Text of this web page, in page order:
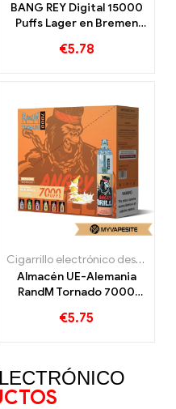
BANG REY Digital 15000
Puffs Lager en Bremen
€5.78
Cigarrillo electrónico desechable con nicotina.
Almacén UE-Alemania
RandM Tornado 7000
7000 bocanadas
€5.75